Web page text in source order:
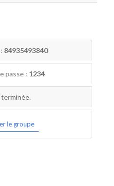
84935493840
passe : 1234
le groupe